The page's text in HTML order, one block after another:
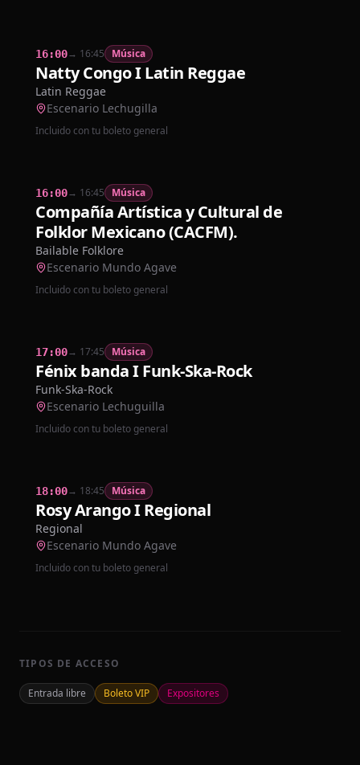
16:00→ 16:45 Música
Natty Congo I Latin Reggae
Latin Reggae
Escenario Lechugilla
Incluido con tu boleto general
16:00→ 16:45 Música
Compañía Artística y Cultural de
Folklor Mexicano (CACFM).
Bailable Folklore
Escenario Mundo Agave
Incluido con tu boleto general
17:00→ 17:45 Música
Fénix banda I Funk-Ska-Rock
Funk-Ska-Rock
Escenario Lechuguilla
Incluido con tu boleto general
18:00→ 18:45 Música
Rosy Arango I Regional
Regional
Escenario Mundo Agave
Incluido con tu boleto general
TIPOS DE ACCESO
Entrada libre Boleto VIP Expositores